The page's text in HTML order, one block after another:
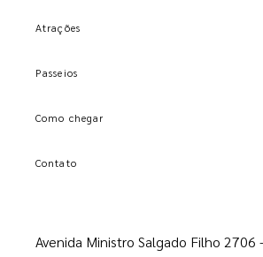
Atrações
Passeios
Como chegar
Contato
Avenida Ministro Salgado Filho 2706